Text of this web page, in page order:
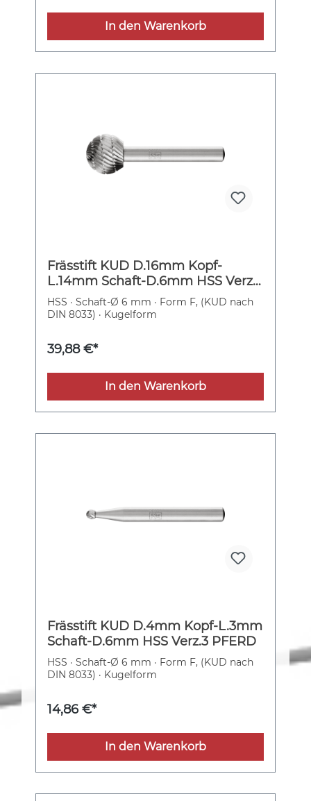
In den Warenkorb
Frässtift KUD D.16mm Kopf-
L.14mm Schaft-D.6mm HSS Verz.3
PFERD
HSS · Schaft-Ø 6 mm · Form F, (KUD nach
DIN 8033) · Kugelform
39,88 €*
In den Warenkorb
Frässtift KUD D.4mm Kopf-L.3mm
Schaft-D.6mm HSS Verz.3 PFERD
HSS · Schaft-Ø 6 mm · Form F, (KUD nach
DIN 8033) · Kugelform
14,86 €*
In den Warenkorb